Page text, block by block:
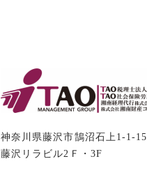
神奈川県藤沢市鵠沼石上1-1-15
藤沢リラビル2Ｆ・3F